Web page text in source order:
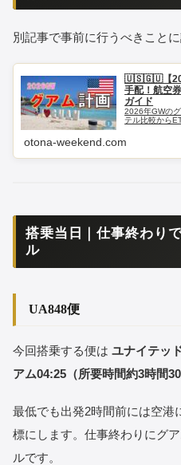
別記事で事前に行うべきことに
🇺🇸🇬🇺【
手配！航空
ガイド
2026年GWの
テル比較から
otona-weekend.com
搭乗当日｜仕事終わり
ル
UA848便
今回搭乗する便は ユナイテッ
アム04:25（所要時間約3時間30
最低でも出発2時間前には空港
標にします。仕事終わりにグ
ルです。